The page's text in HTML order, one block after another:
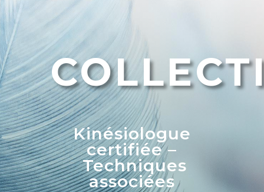
Kinésiologue
certifiée –
Techniques
associées